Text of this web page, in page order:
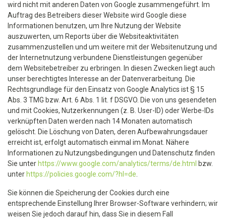
wird nicht mit anderen Daten von Google zusammengeführt. Im
Auftrag des Betreibers dieser Website wird Google diese
Informationen benutzen, um Ihre Nutzung der Website
auszuwerten, um Reports über die Websiteaktivitäten
zusammenzustellen und um weitere mit der Websitenutzung und
der Internetnutzung verbundene Dienstleistungen gegenüber
dem Websitebetreiber zu erbringen. In diesen Zwecken liegt auch
unser berechtigtes Interesse an der Datenverarbeitung. Die
Rechtsgrundlage für den Einsatz von Google Analytics ist § 15
Abs. 3 TMG bzw. Art. 6 Abs. 1 lit. f DSGVO. Die von uns gesendeten
und mit Cookies, Nutzerkennungen (z. B. User-ID) oder Werbe-IDs
verknüpften Daten werden nach 14 Monaten automatisch
gelöscht. Die Löschung von Daten, deren Aufbewahrungsdauer
erreicht ist, erfolgt automatisch einmal im Monat. Nähere
Informationen zu Nutzungsbedingungen und Datenschutz finden
Sie unter https://www.google.com/analytics/terms/de.html bzw.
unter https://policies.google.com/?hl=de.
Sie können die Speicherung der Cookies durch eine
entsprechende Einstellung Ihrer Browser-Software verhindern; wir
weisen Sie jedoch darauf hin, dass Sie in diesem Fall